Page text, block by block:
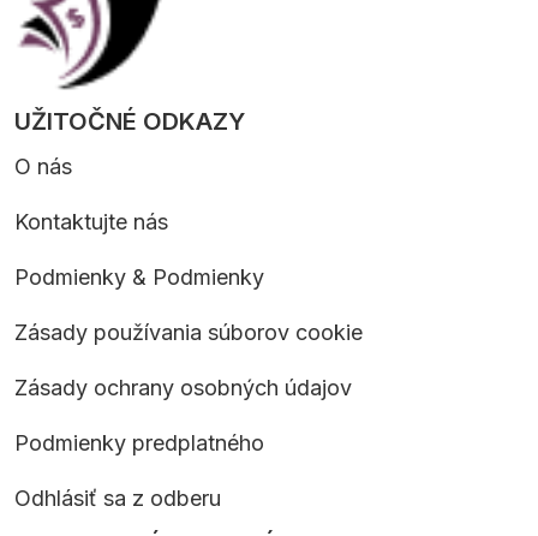
UŽITOČNÉ ODKAZY
O nás
Kontaktujte nás
Podmienky & Podmienky
Zásady používania súborov cookie
Zásady ochrany osobných údajov
Podmienky predplatného
Odhlásiť sa z odberu